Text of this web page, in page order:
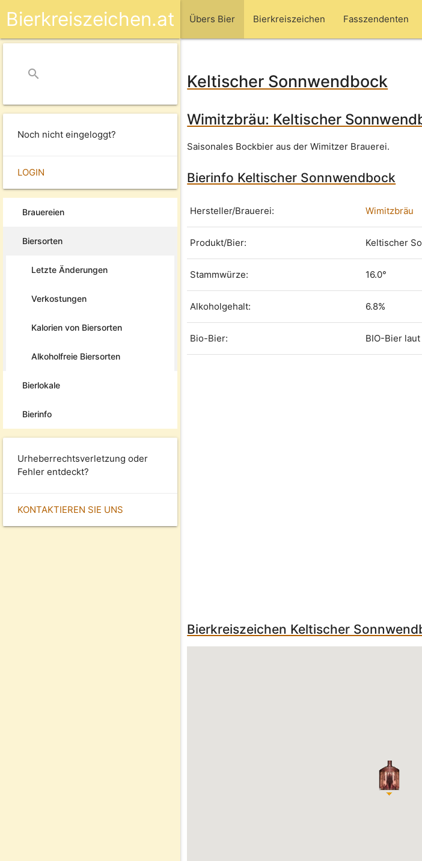
Übers Bier Bierkreiszeichen Fasszendenten
Bierkreiszeichen.at
search
Noch nicht eingeloggt?
LOGIN
Brauereien
Biersorten
Letzte Änderungen
Verkostungen
Kalorien von Biersorten
Alkoholfreie Biersorten
Bierlokale
Bierinfo
Urheberrechtsverletzung oder
Fehler entdeckt?
KONTAKTIEREN SIE UNS
Keltischer Sonnwendbock
Wimitzbräu: Keltischer
Saisonales Bockbier aus der Wimitzer Brauerei.
Bierinfo Keltischer Sonnwendbock
Hersteller/Brauerei: Wimitzbräu
Produkt/Bier: Keltischer
Stammwürze: 16.0°
Alkoholgehalt: 6.8%
Bio-Bier: BIO-Bier
Bierkreiszeichen Keltischer